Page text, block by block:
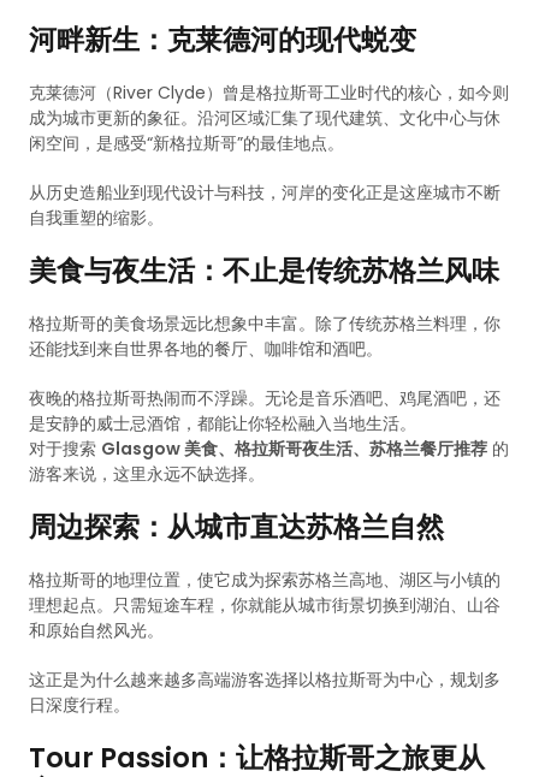
河畔新生：克莱德河的现代蜕变
克莱德河（River Clyde）曾是格拉斯哥工业时代的核心，如今则
成为城市更新的象征。沿河区域汇集了现代建筑、文化中心与休
闲空间，是感受“新格拉斯哥”的最佳地点。
从历史造船业到现代设计与科技，河岸的变化正是这座城市不断
自我重塑的缩影。
美食与夜生活：不止是传统苏格兰风味
格拉斯哥的美食场景远比想象中丰富。除了传统苏格兰料理，你
还能找到来自世界各地的餐厅、咖啡馆和酒吧。
夜晚的格拉斯哥热闹而不浮躁。无论是音乐酒吧、鸡尾酒吧，还
是安静的威士忌酒馆，都能让你轻松融入当地生活。
对于搜索 Glasgow 美食、格拉斯哥夜生活、苏格兰餐厅推荐 的
游客来说，这里永远不缺选择。
周边探索：从城市直达苏格兰自然
格拉斯哥的地理位置，使它成为探索苏格兰高地、湖区与小镇的
理想起点。只需短途车程，你就能从城市街景切换到湖泊、山谷
和原始自然风光。
这正是为什么越来越多高端游客选择以格拉斯哥为中心，规划多
日深度行程。
Tour Passion：让格拉斯哥之旅更从